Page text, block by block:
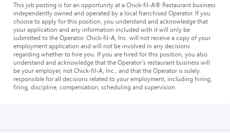
This job posting is for an opportunity at a Chick-fil-A® Restaurant business
independently owned and operated by a local franchised Operator. If you
choose to apply for this position, you understand and acknowledge that
your application and any information included with it will only be
submitted to the Operator. Chick-fil-A, Inc. will not receive a copy of your
employment application and will not be involved in any decisions
regarding whether to hire you. If you are hired for this position, you also
understand and acknowledge that the Operator’s restaurant business will
be your employer, not Chick-fil-A, Inc., and that the Operator is solely
responsible for all decisions related to your employment, including hiring,
firing, discipline, compensation, scheduling and supervision.